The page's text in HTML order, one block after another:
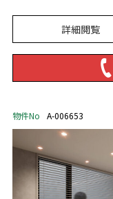
詳細閲覧
物件No A-006653